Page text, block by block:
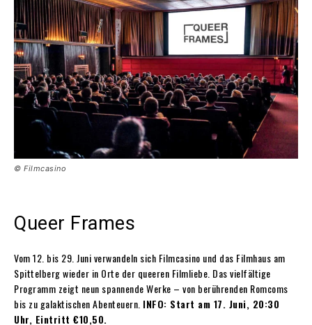
© Filmcasino
Queer Frames
Vom 12. bis 29. Juni verwandeln sich Filmcasino und das Filmhaus am
Spittelberg wieder in Orte der queeren Filmliebe. Das vielfältige
Programm zeigt neun spannende Werke – von berührenden Romcoms
bis zu galaktischen Abenteuern. INFO: Start am 17. Juni, 20:30
Uhr, Eintritt €10,50.